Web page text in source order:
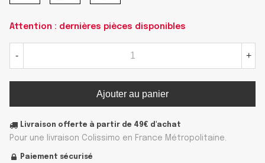
Attention : dernières pièces disponibles
- +
Ajouter au panier
Livraison offerte à partir de 49€ d'achat
Pour une livraison Colissimo en France Métropolitaine.
Paiement sécurisé